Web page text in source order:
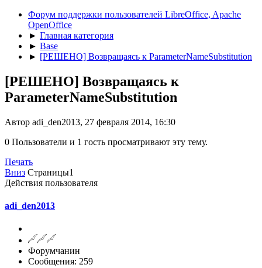
Форум поддержки пользователей LibreOffice, Apache
OpenOffice
► Главная категория
► Base
► [РЕШЕНО] Возвращаясь к ParameterNameSubstitution
[РЕШЕНО] Возвращаясь к
ParameterNameSubstitution
Автор adi_den2013, 27 февраля 2014, 16:30
0 Пользователи и 1 гость просматривают эту тему.
Печать
Вниз Страницы1
Действия пользователя
adi_den2013
Форумчанин
Сообщения: 259